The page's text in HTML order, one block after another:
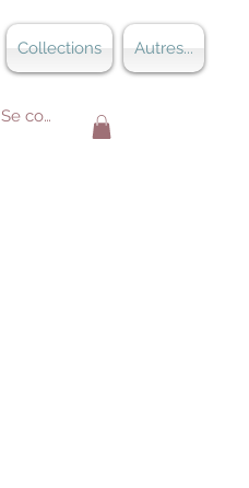
Collections Autres...
Se connecter